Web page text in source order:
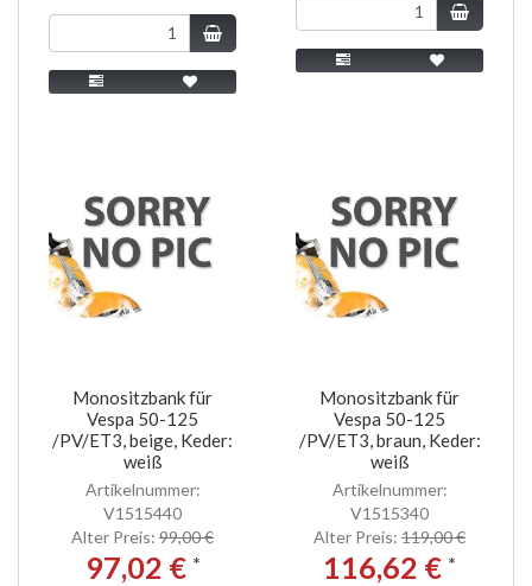
Monositzbank für
Vespa 50-125
/PV/ET3, beige, Keder:
weiß
Artikelnummer:
V1515440
Alter Preis: 99,00 €
97,02 € *
Monositzbank für
Vespa 50-125
/PV/ET3, braun, Keder:
weiß
Artikelnummer:
V1515340
Alter Preis: 119,00 €
116,62 € *